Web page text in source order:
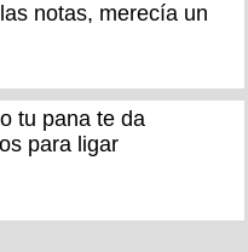
notas, merecía un
tu pana te da
para ligar